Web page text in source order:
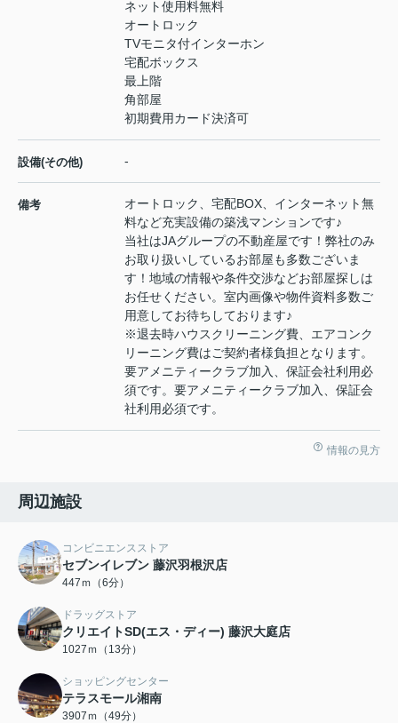
ネット使用料無料
オートロック
TVモニタ付インターホン
宅配ボックス
最上階
角部屋
初期費用カード決済可
設備(その他) -
備考
オートロック、宅配BOX、インターネット無
料など充実設備の築浅マンションです♪
当社はJAグループの不動産屋です！弊社のみ
お取り扱いしているお部屋も多数ございま
す！地域の情報や条件交渉などお部屋探しは
お任せください。室内画像や物件資料多数ご
用意してお待ちしております♪
※退去時ハウスクリーニング費、エアコンク
リーニング費はご契約者様負担となります。
要アメニティークラブ加入、保証会社利用必
須です。要アメニティークラブ加入、保証会
社利用必須です。
情報の見方
周辺施設
コンビニエンスストア
セブンイレブン 藤沢羽根沢店
447ｍ（6分）
ドラッグストア
クリエイトSD(エス・ディー) 藤沢大庭店
1027ｍ（13分）
ショッピングセンター
テラスモール湘南
3907ｍ（49分）